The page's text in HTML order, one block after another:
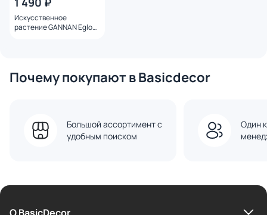
Искусственное
растение GANNAN Eglo
Почему покупают в Basicdecor
Большой ассортимент с
удобным поиском
Один